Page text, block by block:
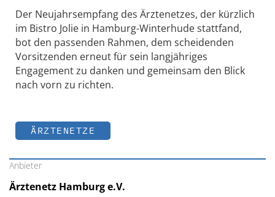
Der Neujahrsempfang des Ärztenetzes, der kürzlich
im Bistro Jolie in Hamburg-Winterhude stattfand,
bot den passenden Rahmen, dem scheidenden
Vorsitzenden erneut für sein langjähriges
Engagement zu danken und gemeinsam den Blick
nach vorn zu richten.
ÄRZTENETZE
Anbieter
Ärztenetz Hamburg e.V.